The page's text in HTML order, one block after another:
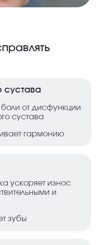
сустава
боли от дисфункции
сустава
гармонию
ускоряет износ
и
зубы